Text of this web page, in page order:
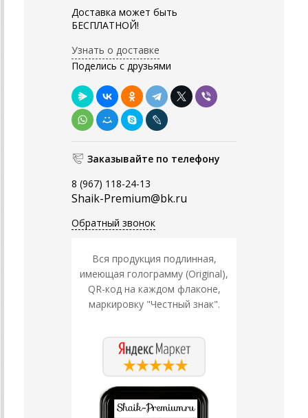
Доставка может быть
БЕСПЛАТНОЙ!
Узнать о доставке
Поделись с друзьями
Заказывайте по телефону
8 (967) 118-24-13
Shaik-Premium@bk.ru
Обратный звонок
Вся продукция подлинная,
имеющая голограмму (Original),
QR-код на каждом флаконе,
маркировку "Честный знак".